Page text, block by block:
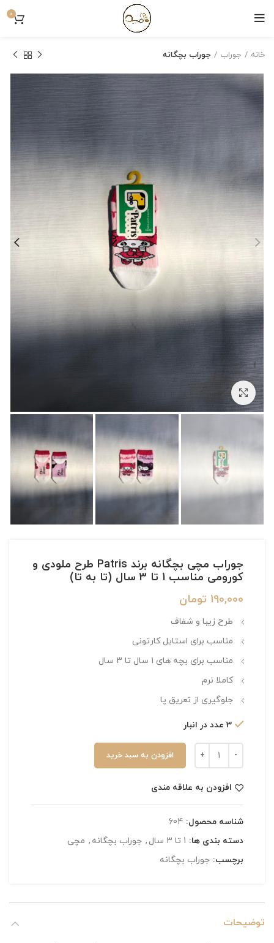
0
خانه جوراب جوراب بچگانه
بزرگنمایی تصویر
جوراب مچی بچگانه برند Patris طرح ملودی و
کورومی مناسب 1 تا 3 سال (تا به تا)
190,000 تومان
طرح زیبا و شفاف
مناسب برای استایل کارتونی
مناسب برای بچه های 1 سال تا 3 سال
کاملا نرم
جلوگیری از تعریق پا
3 عدد در انبار
افزودن به سبد خرید
افزودن به علاقه مندی
شناسه محصول: 604
دسته بندی ها: 1 تا 3 سال , جوراب بچگانه , مچی
برچسب: جوراب بچگانه
توضیحات